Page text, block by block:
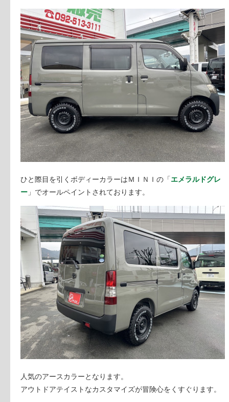
ひと際目を引くボディーカラーはＭＩＮＩの「エメラルドグレ
ー 」でオールペイントされております。
人気のアースカラーとなります。
アウトドアテイストなカスタマイズが冒険心をくすぐります。